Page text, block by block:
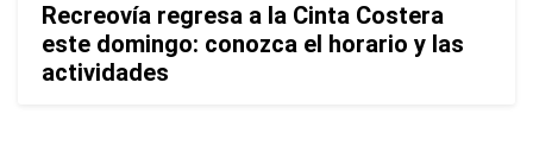
Recreovía regresa a la Cinta Costera
este domingo: conozca el horario y las
actividades